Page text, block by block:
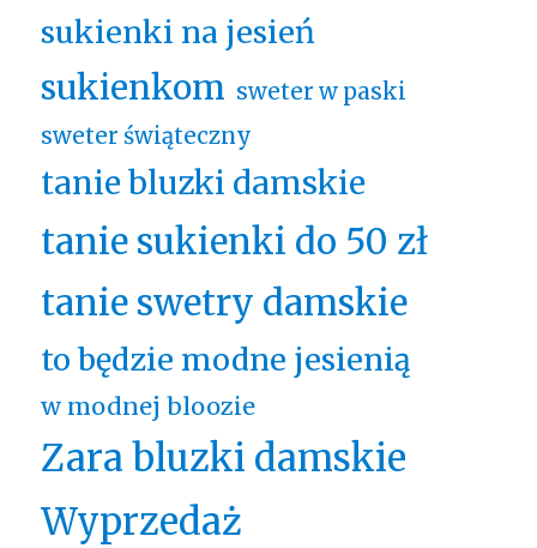
sukienki na jesień
sukienkom sweter w paski
sweter świąteczny
tanie bluzki damskie
tanie sukienki do 50 zł
tanie swetry damskie
to będzie modne jesienią
w modnej bloozie
Zara bluzki damskie
Wyprzedaż